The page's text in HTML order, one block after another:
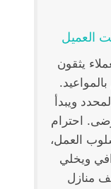
العميل
يثقون
ويبدأ
احترام
العمل،
ويخلي
منازل